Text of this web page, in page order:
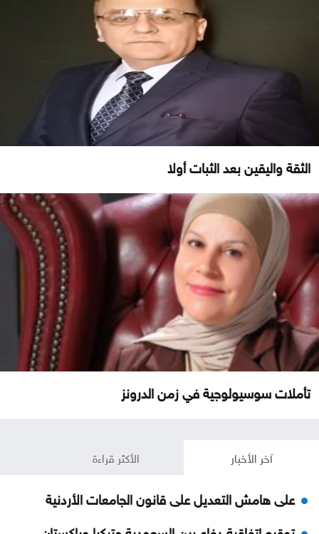
الثقة واليقين بعد الثبات أولا
تأملات سوسيولوجية في زمن الدرونز
آخر الأخبار الأكثر قراءة
على هامش التعديل على قانون الجامعات الأردنية